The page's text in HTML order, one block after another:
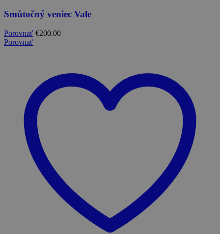
Smútočný veniec Vale
Porovnať €200.00
Porovnať